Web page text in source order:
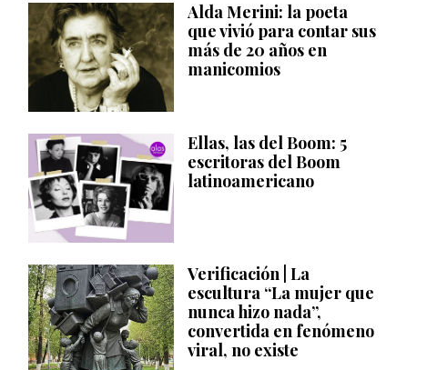
Alda Merini: la poeta
que vivió para contar sus
más de 20 años en
manicomios
Ellas, las del Boom: 5
escritoras del Boom
latinoamericano
Verificación | La
escultura “La mujer que
nunca hizo nada”,
convertida en fenómeno
viral, no existe